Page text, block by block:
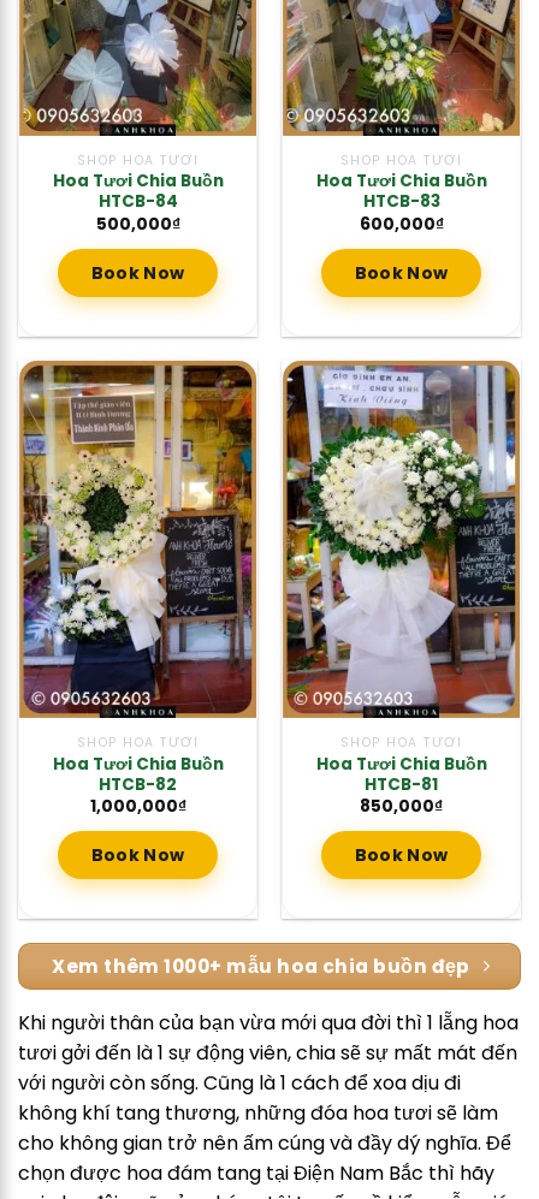
SHOP HOA TƯƠI
Hoa Tươi Chia Buồn
HTCB-84
500,000₫
Book Now
SHOP HOA TƯƠI
Hoa Tươi Chia Buồn
HTCB-83
600,000₫
Book Now
SHOP HOA TƯƠI
Hoa Tươi Chia Buồn
HTCB-82
1,000,000₫
Book Now
SHOP HOA TƯƠI
Hoa Tươi Chia Buồn
HTCB-81
850,000₫
Book Now
Xem thêm 1000+ mẫu hoa chia buồn đẹp
Khi người thân của bạn vừa mới qua đời thì 1 lẵng hoa
tươi gởi đến là 1 sự động viên, chia sẽ sự mất mát đến
với người còn sống. Cũng là 1 cách để xoa dịu đi
không khí tang thương, những đóa hoa tươi sẽ làm
cho không gian trở nên ấm cúng và đầy dý nghĩa. Để
chọn được hoa đám tang tại Điện Nam Bắc thì hãy